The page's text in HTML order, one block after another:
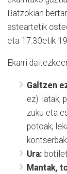
Batzokian
asteartetik
eta 17:30etik
Ekarri
Galtzen
ez): latak,
zuku eta
potoak,
Ura:
Mantak,